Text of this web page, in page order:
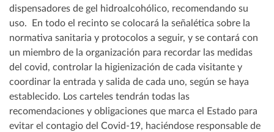
dispensadores de gel hidroalcohólico, recomendando su
uso. En todo el recinto se colocará la señalética sobre la
normativa sanitaria y protocolos a seguir, y se contará con
un miembro de la organización para recordar las medidas
del covid, controlar la higienización de cada visitante y
coordinar la entrada y salida de cada uno, según se haya
establecido. Los carteles tendrán todas las
recomendaciones y obligaciones que marca el Estado para
evitar el contagio del Covid-19, haciéndose responsable de